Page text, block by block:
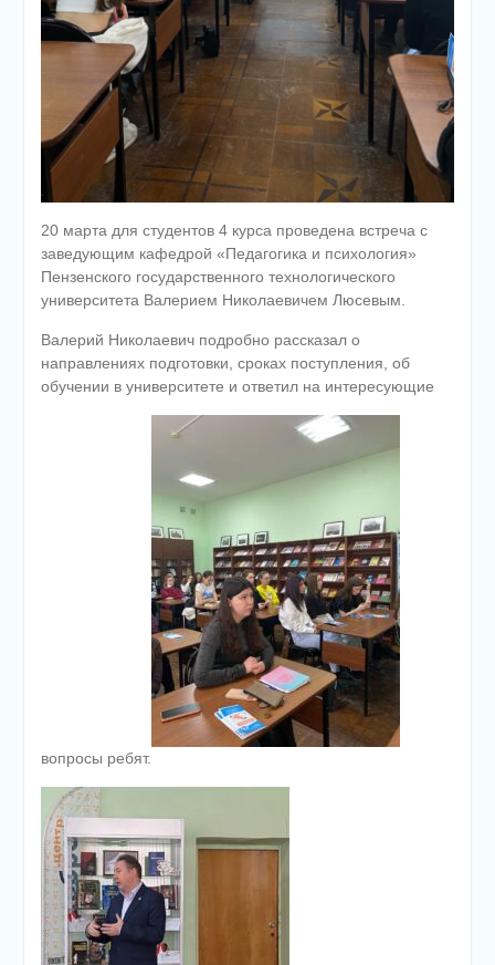
20 марта для студентов 4 курса проведена встреча с
заведующим кафедрой «Педагогика и психология»
Пензенского государственного технологического
университета Валерием Николаевичем Люсевым.
Валерий Николаевич подробно рассказал о
направлениях подготовки, сроках поступления, об
обучении в университете и ответил на интересующие
вопросы ребят.